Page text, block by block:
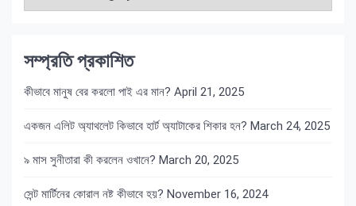
সম্প্রতি প্রকাশিত
কীভাবে মানুষ বের করলো পাই এর মান? April 21, 2025
একজন এলিট অ্যাথলেট কিভাবে হার্ট অ্যাটাকের শিকার হন? March 24, 2025
৯ মাস সুনীতারা কী করলেন ওখানে? March 20, 2025
সেন্ট মার্টিনের কোরাল নষ্ট কীভাবে হয়? November 16, 2024